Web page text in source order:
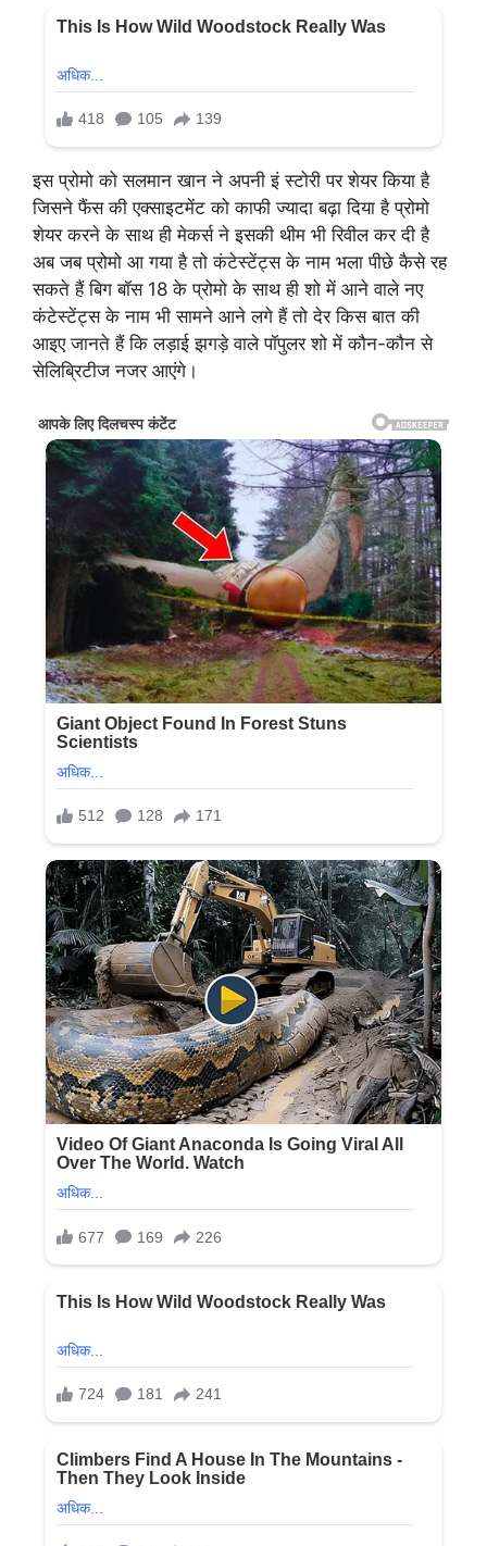
इस प्रोमो को सलमान खान ने अपनी इं स्टोरी पर शेयर किया है
जिसने फैंस की एक्साइटमेंट को काफी ज्यादा बढ़ा दिया है प्रोमो
शेयर करने के साथ ही मेकर्स ने इसकी थीम भी रिवील कर दी है
अब जब प्रोमो आ गया है तो कंटेस्टेंट्स के नाम भला पीछे कैसे रह
सकते हैं बिग बॉस 18 के प्रोमो के साथ ही शो में आने वाले नए
कंटेस्टेंट्स के नाम भी सामने आने लगे हैं तो देर किस बात की
आइए जानते हैं कि लड़ाई झगड़े वाले पॉपुलर शो में कौन-कौन से
सेलिब्रिटीज नजर आएंगे।